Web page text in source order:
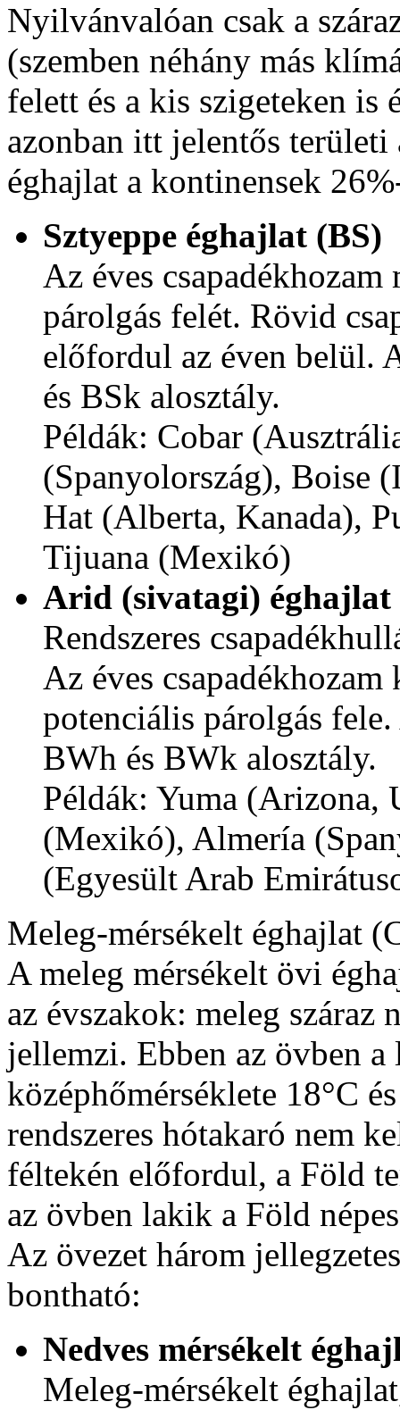
Nyilvánvalóan csak a
(szemben néhány más
felett és a kis szigeteken is
azonban itt jelentős területi
éghajlat a kontinensek
Sztyeppe éghajlat (BS)
Az éves
párolgás felét. Rövid
előfordul az éven belül.
és BSk alosztály.
Példák: Cobar
(Spanyolország), Boise
Hat (Alberta, Kanada),
Tijuana (Mexikó)
Arid (sivatagi)
Rendszeres
Az éves csapadékhozam
potenciális párolgás
BWh és BWk alosztály.
Példák: Yuma
(Mexikó), Almería
(Egyesült Arab
Meleg-mérsékelt éghajlat
A meleg mérsékelt övi
az évszakok: meleg száraz
jellemzi. Ebben az övben a
középhőmérséklete 18°C
rendszeres hótakaró nem
féltekén előfordul, a Föld
az övben lakik a Föld
Az övezet három
bontható:
Nedves mérsékelt
Meleg-mérsékelt